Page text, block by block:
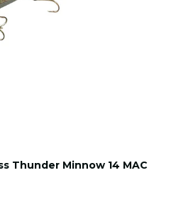
Thunder Minnow 14 MAC